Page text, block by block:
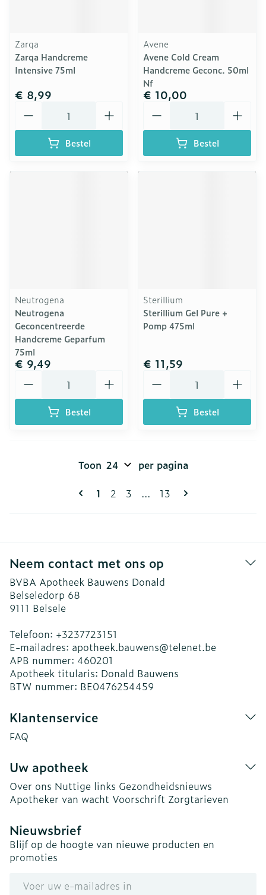
Zarqa
Zarqa Handcreme
Intensive 75ml
€ 8,99
Bestel
Avene
Avene Cold Cream
Handcreme Geconc. 50ml
Nf
€ 10,00
Bestel
Neutrogena
Neutrogena
Geconcentreerde
Handcreme Geparfum
75ml
€ 9,49
Bestel
Sterillium
Sterillium Gel Pure +
Pomp 475ml
€ 11,59
Bestel
Pagina's
U lees momenteel pagina
1 Pagina
2 Pagina
3 ... Pagina
13
Toon per pagina
Neem contact met ons op
BVBA Apotheek Bauwens Donald
Belseledorp 68
9111 Belsele
Telefoon: +3237723151
E-mailadres: apotheek.bauwens@telenet.be
APB nummer: 460201
Apotheek titularis: Donald Bauwens
BTW nummer: BE0476254459
Klantenservice
FAQ
Uw apotheek
Over ons Nuttige links Gezondheidsnieuws
Apotheker van wacht Voorschrift Zorgtarieven
Nieuwsbrief
Blijf op de hoogte van nieuwe producten en
promoties